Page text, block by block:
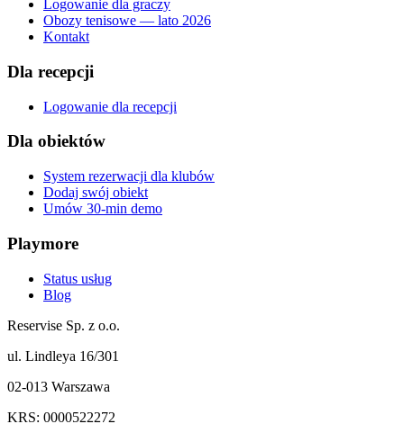
Logowanie dla graczy
Obozy tenisowe — lato 2026
Kontakt
Dla recepcji
Logowanie dla recepcji
Dla obiektów
System rezerwacji dla klubów
Dodaj swój obiekt
Umów 30-min demo
Playmore
Status usług
Blog
Reservise Sp. z o.o.
ul. Lindleya 16/301
02-013 Warszawa
KRS: 0000522272